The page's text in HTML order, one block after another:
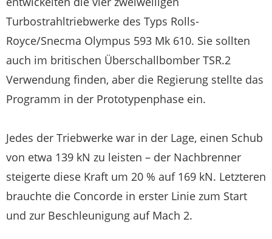
Turbostrahltriebwerke des Typs Rolls-
Royce/Snecma Olympus 593 Mk 610. Sie sollten
auch im britischen Überschallbomber TSR.2
Verwendung finden, aber die Regierung stellte das
Programm in der Prototypenphase ein.
Jedes der Triebwerke war in der Lage, einen Schub
von etwa 139 kN zu leisten – der Nachbrenner
steigerte diese Kraft um 20 % auf 169 kN. Letzteren
brauchte die Concorde in erster Linie zum Start
und zur Beschleunigung auf Mach 2.